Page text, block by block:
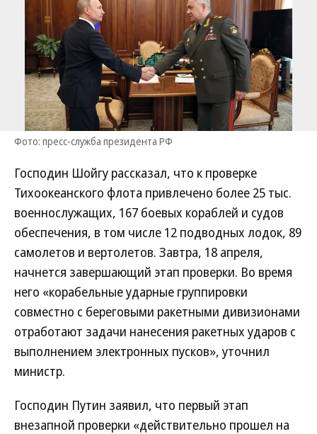
Фото: пресс-служба президента РФ
Господин Шойгу рассказал, что к проверке
Тихоокеанского флота привлечено более 25 тыс.
военнослужащих, 167 боевых кораблей и судов
обеспечения, в том числе 12 подводных лодок, 89
самолетов и вертолетов. Завтра, 18 апреля,
начнется завершающий этап проверки. Во время
него «корабельные ударные группировки
совместно с береговыми ракетными дивизионами
отработают задачи нанесения ракетных ударов с
выполнением электронных пусков», уточнил
министр.
Господин Путин заявил, что первый этап
внезапной проверки «действительно прошел на